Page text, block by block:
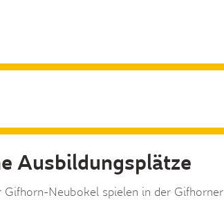
Ausbildungsplätze
Neubokel spielen in der Gifhorner